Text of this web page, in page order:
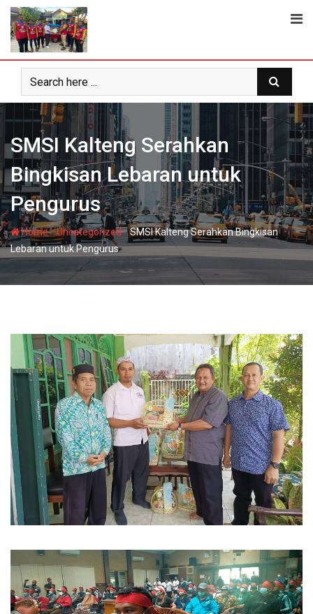
Skip
content
SMSI Kalteng Serahkan
Bingkisan Lebaran untuk
Pengurus
Home-Uncategorized-SMSI Kalteng Serahkan Bingkisan
Lebaran untuk Pengurus